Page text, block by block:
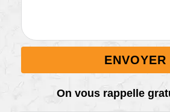
On vous rappelle